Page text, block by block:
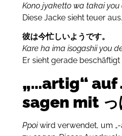
Kono jyaketto wa takai you
Diese Jacke sieht teuer aus.
彼は今忙しいようです。
Kare ha ima isogashii you
Er sieht gerade beschäftigt
„…artig“ auf
sagen mit っ
Ppoiwird verwendet, um „-